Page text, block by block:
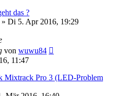
das ?
» Di 5. Apr 2016, 19:29
von wuwu84
11:47
Mixtrack Pro 3 (LED-Problem